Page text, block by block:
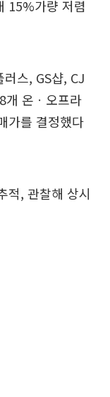
15%가량 저렴
스, GS샵, CJ
개 온ㆍ오프라
가를 결정했다
적, 관찰해 상시